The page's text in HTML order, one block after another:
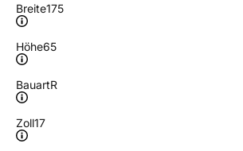
Breite175
Höhe65
BauartR
Zoll17